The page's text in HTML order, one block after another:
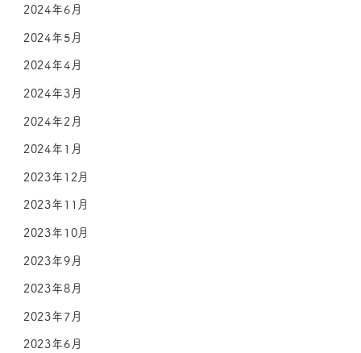
2024年6月
2024年5月
2024年4月
2024年3月
2024年2月
2024年1月
2023年12月
2023年11月
2023年10月
2023年9月
2023年8月
2023年7月
2023年6月